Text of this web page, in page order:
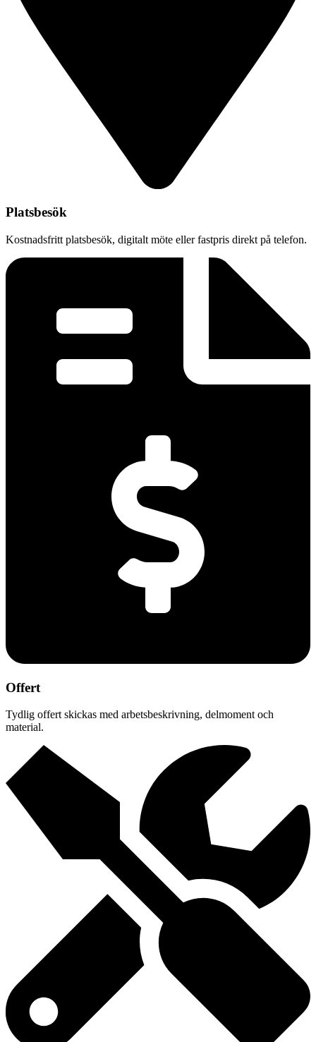
Platsbesök
Kostnadsfritt platsbesök, digitalt möte eller fastpris direkt på telefon.
Offert
Tydlig offert skickas med arbetsbeskrivning, delmoment och
material.